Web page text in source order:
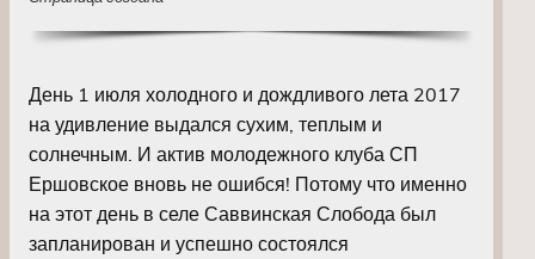
День 1 июля холодного и дождливого лета 2017
на удивление выдался сухим, теплым и
солнечным. И актив молодежного клуба СП
Ершовское вновь не ошибся! Потому что именно
на этот день в селе Саввинская Слобода был
запланирован и успешно состоялся